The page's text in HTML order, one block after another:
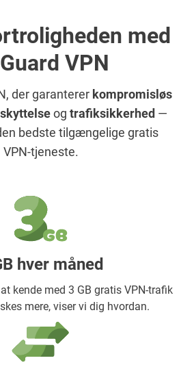
med
VPN
der garanterer kompromisløs
og trafiksikkerhed —
bedste tilgængelige gratis
VPN-tjeneste.
hver måned
kende med 3 GB gratis VPN-trafik
mere, viser vi dig hvordan.